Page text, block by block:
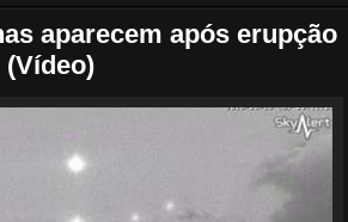
aparecem após erupção